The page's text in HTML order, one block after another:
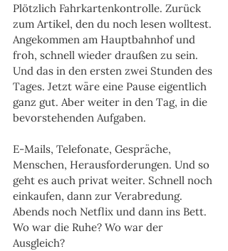
Plötzlich Fahrkartenkontrolle. Zurück
zum Artikel, den du noch lesen wolltest.
Angekommen am Hauptbahnhof und
froh, schnell wieder draußen zu sein.
Und das in den ersten zwei Stunden des
Tages. Jetzt wäre eine Pause eigentlich
ganz gut. Aber weiter in den Tag, in die
bevorstehenden Aufgaben.
E-Mails, Telefonate, Gespräche,
Menschen, Herausforderungen. Und so
geht es auch privat weiter. Schnell noch
einkaufen, dann zur Verabredung.
Abends noch Netflix und dann ins Bett.
Wo war die Ruhe? Wo war der
Ausgleich?